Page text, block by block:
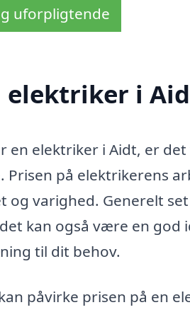
uforpligtende
elektriker i
en elektriker i Aidt, er
på elektrikerens
og varighed. Generelt
kan også være en
til dit behov.
påvirke prisen på en